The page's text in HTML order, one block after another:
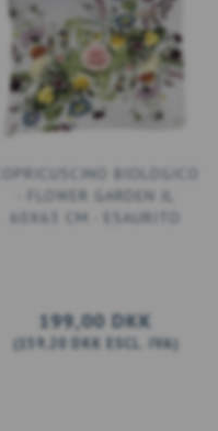
COPRICUSCINO BIOLOGICO
- FLOWER GARDEN JL
60X63 CM - ESAURITO
199,00 DKK
( 159,20 DKK ESCL. IVA